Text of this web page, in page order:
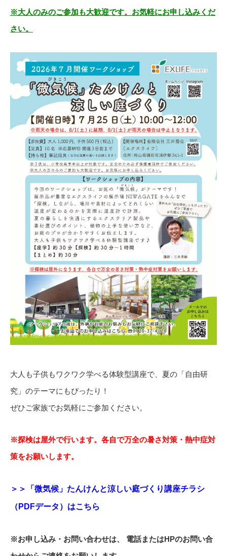
※大人のみのご参加も大歓迎です。お気軽にお申し込みくだ
さい。
大人も子供もワクワク学べる体験型講座で、夏の「自由研
究」のテーマにもぴったり！
ぜひご家族でお気軽にご参加ください。
※探検は屋外で行います。各自で万全の暑さ対策・熱中症対
策をお願いします。
＞＞「微気候」たんけんと涼しい庭づくり講座チラシ
（PDFデータ）はこちら
※お申し込み・お問い合わせは、 電話またはHPのお問い合